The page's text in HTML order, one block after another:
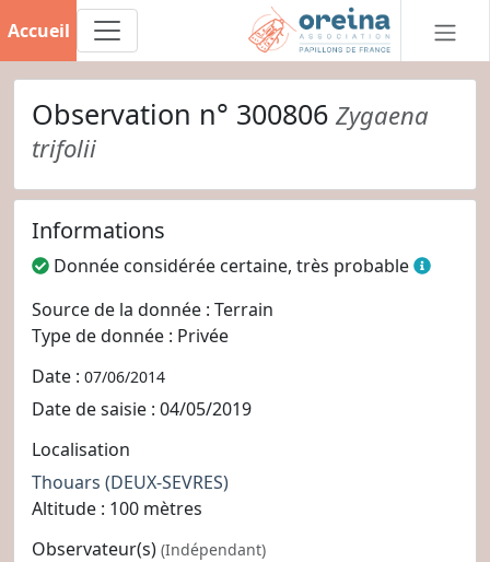
Accueil
Observation n° 300806 Zygaena
trifolii
Informations
Donnée considérée certaine, très probable
Source de la donnée : Terrain
Type de donnée : Privée
Date : 07/06/2014
Date de saisie : 04/05/2019
Localisation
Thouars (DEUX-SEVRES)
Altitude : 100 mètres
Observateur(s) (Indépendant)